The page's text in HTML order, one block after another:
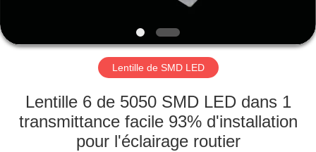
À
PROPOS
NOUS
Lentille de SMD LED
Lentille 6 de 5050 SMD LED dans 1
transmittance facile 93% d'installation
pour l'éclairage routier